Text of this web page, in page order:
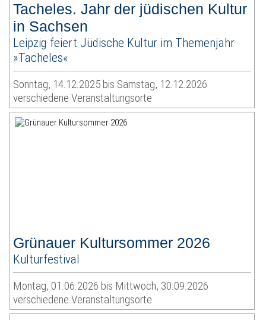
Tacheles. Jahr der jüdischen Kultur
in Sachsen
Leipzig feiert Jüdische Kultur im Themenjahr
»Tacheles«
Sonntag, 14.12.2025 bis Samstag, 12.12.2026
verschiedene Veranstaltungsorte
Grünauer Kultursommer 2026
Kulturfestival
Montag, 01.06.2026 bis Mittwoch, 30.09.2026
verschiedene Veranstaltungsorte